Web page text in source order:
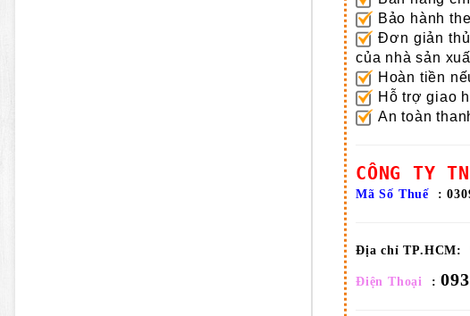
Bảo hành
Đơn giản
của nhà sản
Hoàn tiền
Hỗ trợ giao
An toàn
CÔNG TY
Mã Số Thuế :
Địa chỉ TP.HCM:
Điện Thoại :